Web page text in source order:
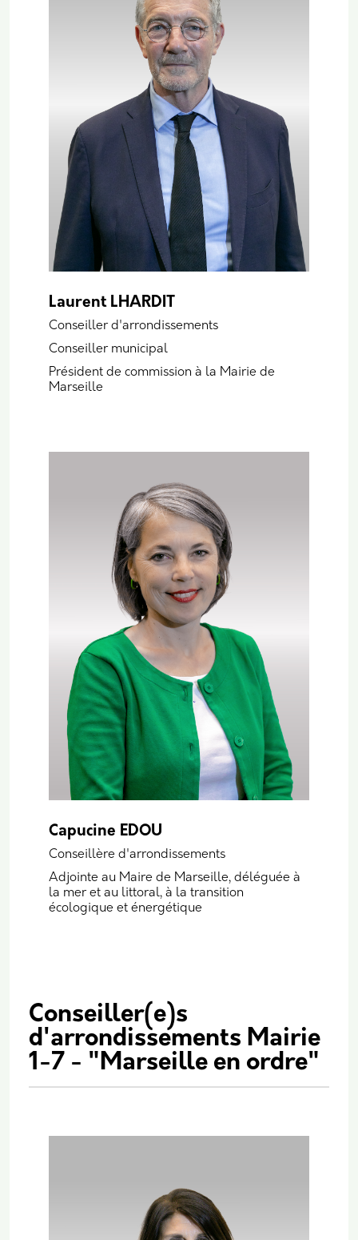
Laurent LHARDIT
Conseiller d'arrondissements
Conseiller municipal
Président de commission à la Mairie de
Marseille
Capucine EDOU
Conseillère d'arrondissements
Adjointe au Maire de Marseille, déléguée à
la mer et au littoral, à la transition
écologique et énergétique
Conseiller(e)s
d'arrondissements Mairie
1-7 - "Marseille en ordre"